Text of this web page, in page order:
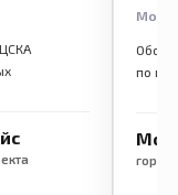
по
город